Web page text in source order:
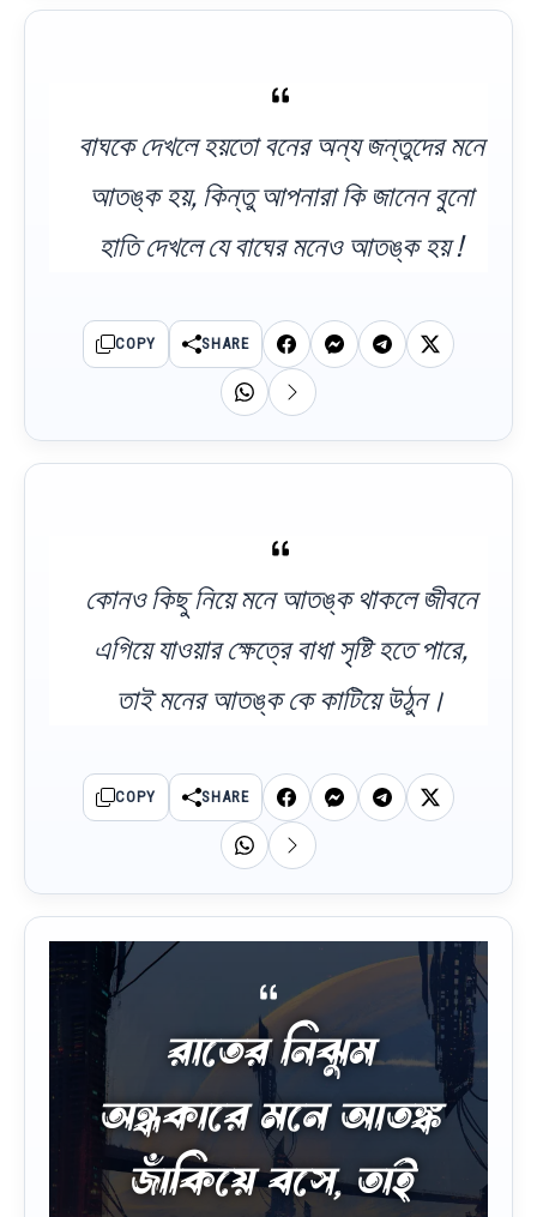
বাঘকে দেখলে হয়তো বনের অন্য জন্তুদের মনে
আতঙ্ক হয়, কিন্তু আপনারা কি জানেন বুনো
হাতি দেখলে যে বাঘের মনেও আতঙ্ক হয় !
COPY SHARE
কোনও কিছু নিয়ে মনে আতঙ্ক থাকলে জীবনে
এগিয়ে যাওয়ার ক্ষেত্রে বাধা সৃষ্টি হতে পারে,
তাই মনের আতঙ্ক কে কাটিয়ে উঠুন।
COPY SHARE
রাতের নিঝুম
অন্ধকারে মনে আতঙ্ক
জাঁকিয়ে বসে, তাই